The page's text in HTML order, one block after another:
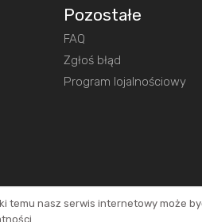
Pozostałe
FAQ
Zgłoś błąd
Program lojalnościowy
temu nasz serwis internetowy może